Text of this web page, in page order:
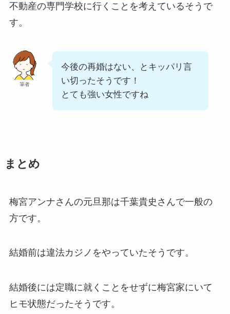
不動産の専門学校に行くことを考えているそうで
す。
筆者
今後の再婚はない、とキッパリ言
い切ったそうです！
とても強い女性ですね
まとめ
梅宮アンナさんの元旦那は千葉貴史さんで一般の
方です。
結婚前は違法カジノをやっていたそうです。
結婚後には定職に就くことをせずに梅宮家にいて
ヒモ状態だったそうです。